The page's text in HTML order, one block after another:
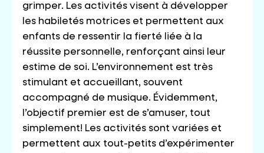
grimper. Les activités visent à développer
les habiletés motrices et permettent aux
enfants de ressentir la fierté liée à la
réussite personnelle, renforçant ainsi leur
estime de soi. L’environnement est très
stimulant et accueillant, souvent
accompagné de musique. Évidemment,
l’objectif premier est de s’amuser, tout
simplement! Les activités sont variées et
permettent aux tout-petits d’expérimenter